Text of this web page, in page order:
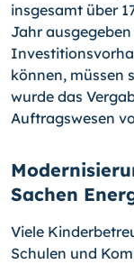
insgesamt über
Jahr
können, müssen
wurde das
Auftragswesen
Sachen
Viele
Schulen und